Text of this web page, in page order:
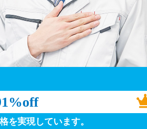
を実現しています。